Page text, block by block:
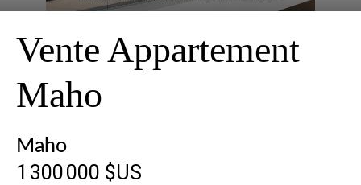
Vente Appartement
Maho
Maho
1 300 000 $US